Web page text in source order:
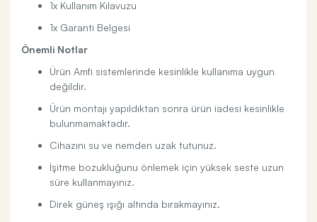
1x Kullanım Kılavuzu
1x Garanti Belgesi
Önemli Notlar
Ürün Amfi sistemlerinde kesinlikle kullanıma uygun
değildir.
Ürün montajı yapıldıktan sonra ürün iadesi kesinlikle
bulunmamaktadır.
Cihazını su ve nemden uzak tutunuz.
İşitme bozukluğunu önlemek için yüksek seste uzun
süre kullanmayınız.
Direk güneş ışığı altında bırakmayınız.